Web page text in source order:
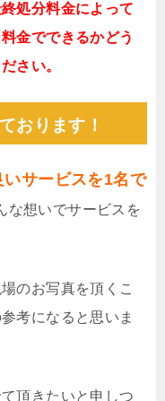
処分料金によって
金でできるかどう
さい。
おります！
いサービスを1名で
な想いでサービスを
のお写真を頂くこ
考になると思いま
頂きたいと申しつ